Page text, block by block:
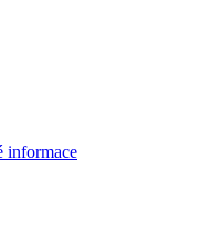
informace